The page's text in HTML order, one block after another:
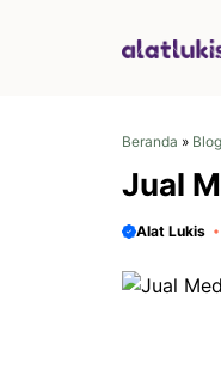
Beranda » Blog
Jual
Alat Lukis